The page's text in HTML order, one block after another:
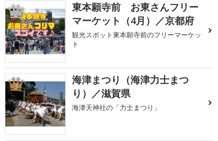
2
東本願寺前 お東さんフリー
マーケット（4月）／京都府
観光スポット東本願寺前のフリーマーケッ
ト
3
海津まつり（海津力士まつ
り）／滋賀県
海津天神社の「力士まつり」